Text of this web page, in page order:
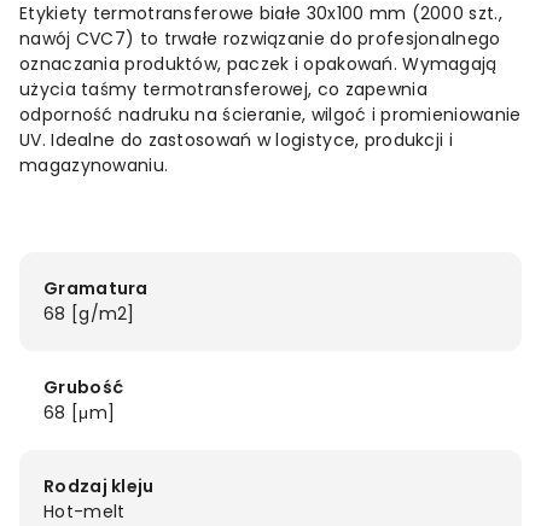
Etykiety termotransferowe białe 30x100 mm (2000 szt.,
nawój CVC7) to trwałe rozwiązanie do profesjonalnego
oznaczania produktów, paczek i opakowań. Wymagają
użycia taśmy termotransferowej, co zapewnia
odporność nadruku na ścieranie, wilgoć i promieniowanie
UV. Idealne do zastosowań w logistyce, produkcji i
magazynowaniu.
Gramatura
68 [g/m2]
Grubość
68 [μm]
Rodzaj kleju
Hot-melt